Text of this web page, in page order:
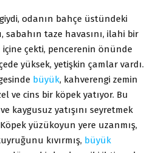
odanın bahçe üstündeki
sabahın taze havasını, ilahi bir
çekti, pencerenin önünde
yüksek, yetişkin çamlar vardı.
büyük, kahverengi zemin
ve cins bir köpek yatıyor. Bu
kaygusuz yatışını seyretmek
yüzükoyun yere uzanmış,
kıvırmış, büyük